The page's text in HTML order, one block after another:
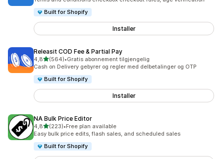
Built for Shopify
Installer
Releasit COD Fee & Partial Pay
4,8av 5 stjerner
(564)
Totalt 564 omtaler
•Gratis abonnement tilgjengelig
Cash on Delivery gebyrer og regler med delbetalinger og OTP
Built for Shopify
Installer
NA Bulk Price Editor
4,8av 5 stjerner
(223)
Totalt 223 omtaler
•Free plan available
Easy bulk price edits, flash sales, and scheduled sales
Built for Shopify